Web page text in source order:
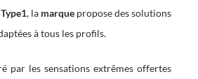
Type1, la marque propose des solutions
à tous les profils.
par les sensations extrêmes offertes